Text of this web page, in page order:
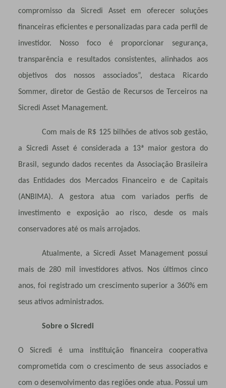
compromisso da Sicredi Asset em oferecer soluções
financeiras eficientes e personalizadas para cada perfil de
investidor. Nosso foco é proporcionar segurança,
transparência e resultados consistentes, alinhados aos
objetivos dos nossos associados”, destaca Ricardo
Sommer, diretor de Gestão de Recursos de Terceiros na
Sicredi Asset Management.
Com mais de R$ 125 bilhões de ativos sob gestão,
a Sicredi Asset é considerada a 13ª maior gestora do
Brasil, segundo dados recentes da Associação Brasileira
das Entidades dos Mercados Financeiro e de Capitais
(ANBIMA). A gestora atua com variados perfis de
investimento e exposição ao risco, desde os mais
conservadores até os mais arrojados.
Atualmente, a Sicredi Asset Management possui
mais de 280 mil investidores ativos. Nos últimos cinco
anos, foi registrado um crescimento superior a 360% em
seus ativos administrados.
Sobre o Sicredi
O Sicredi é uma instituição financeira cooperativa
comprometida com o crescimento de seus associados e
com o desenvolvimento das regiões onde atua. Possui um